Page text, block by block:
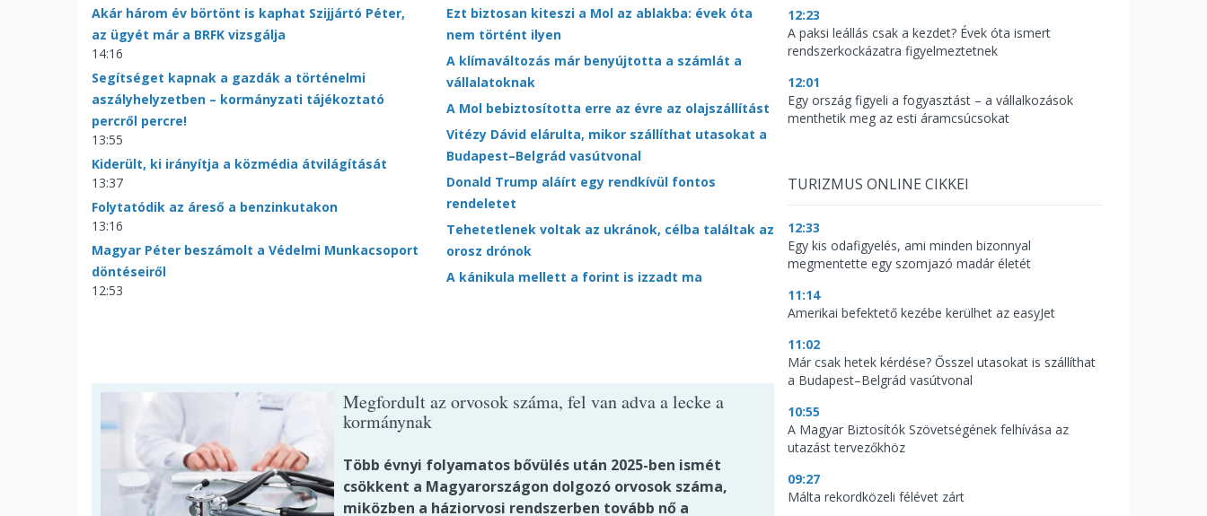
Akár három év börtönt is kaphat Szijjártó Péter,
az ügyét már a BRFK vizsgálja
14:16
Segítséget kapnak a gazdák a történelmi
aszályhelyzetben – kormányzati tájékoztató
percről percre!
13:55
Kiderült, ki irányítja a közmédia átvilágítását
13:37
Folytatódik az áreső a benzinkutakon
13:16
Magyar Péter beszámolt a Védelmi Munkacsoport
döntéseiről
12:53
Ezt biztosan kiteszi a Mol az ablakba: évek óta
nem történt ilyen
A klímaváltozás már benyújtotta a számlát a
vállalatoknak
A Mol bebiztosította erre az évre az olajszállítást
Vitézy Dávid elárulta, mikor szállíthat utasokat a
Budapest–Belgrád vasútvonal
Donald Trump aláírt egy rendkívül fontos
rendeletet
Tehetetlenek voltak az ukránok, célba találtak az
orosz drónok
A kánikula mellett a forint is izzadt ma
Megfordult az orvosok száma, fel van adva a lecke a
kormánynak
Több évnyi folyamatos bővülés után 2025-ben ismét
csökkent a Magyarországon dolgozó orvosok száma,
miközben a háziorvosi rendszerben tovább nő a
12:23
A paksi leállás csak a kezdet? Évek óta ismert
rendszerkockázatra figyelmeztetnek
12:01
Egy ország figyeli a fogyasztást – a vállalkozások
menthetik meg az esti áramcsúcsokat
TURIZMUS ONLINE CIKKEI
12:33
Egy kis odafigyelés, ami minden bizonnyal
megmentette egy szomjazó madár életét
11:14
Amerikai befektető kezébe kerülhet az easyJet
11:02
Már csak hetek kérdése? Ősszel utasokat is szállíthat
a Budapest–Belgrád vasútvonal
10:55
A Magyar Biztosítók Szövetségének felhívása az
utazást tervezőkhöz
09:27
Málta rekordközeli félévet zárt